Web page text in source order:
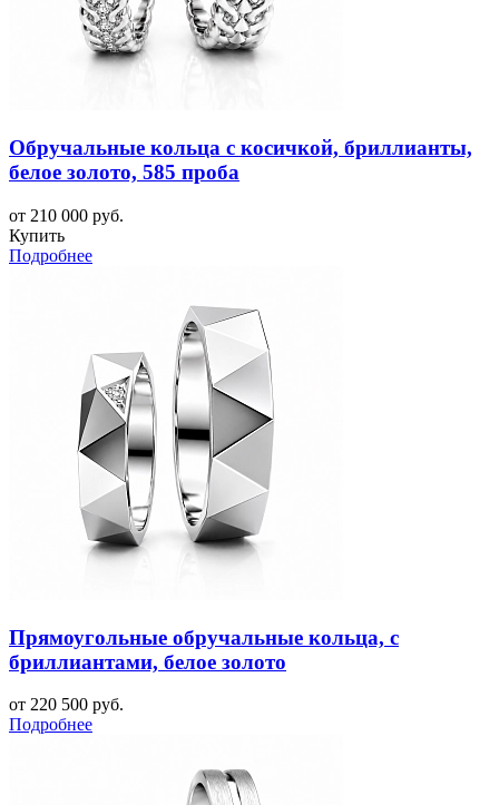
Обручальные кольца с косичкой, бриллианты,
белое золото, 585 проба
от 210 000 руб.
Купить
Подробнее
Прямоугольные обручальные кольца, с
бриллиантами, белое золото
от 220 500 руб.
Подробнее